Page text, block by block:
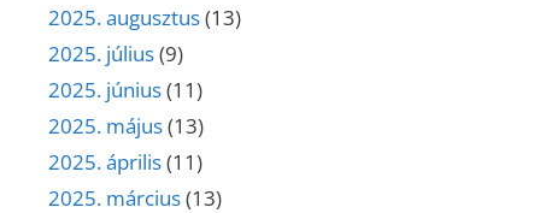
2025. augusztus(13)
2025. július(9)
2025. június(11)
2025. május(13)
2025. április(11)
2025. március(13)